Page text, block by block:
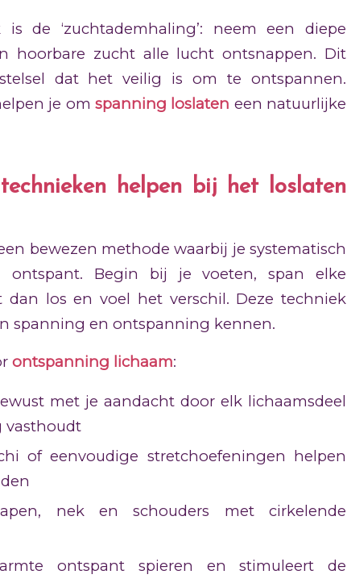
de ‘zuchtademhaling’: neem een diepe
hoorbare zucht alle lucht ontsnappen. Dit
dat het veilig is om te ontspannen.
je om spanning loslaten een natuurlijke
helpen bij het loslaten
bewezen methode waarbij je systematisch
ontspant. Begin bij je voeten, span elke
dan los en voel het verschil. Deze techniek
spanning en ontspanning kennen.
ontspanning lichaam:
met je aandacht door elk lichaamsdeel
vasthoudt
of eenvoudige stretchoefeningen helpen
nek en schouders met cirkelende
ontspant spieren en stimuleert de